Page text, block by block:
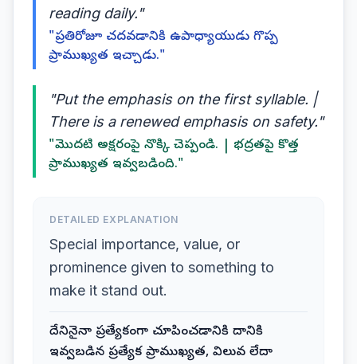
reading daily."
"ప్రతిరోజూ చదవడానికి ఉపాధ్యాయుడు గొప్ప
ప్రాముఖ్యత ఇచ్చాడు."
"Put the emphasis on the first syllable. |
There is a renewed emphasis on safety."
"మొదటి అక్షరంపై నొక్కి చెప్పండి. | భద్రతపై కొత్త
ప్రాముఖ్యత ఇవ్వబడింది."
DETAILED EXPLANATION
Special importance, value, or
prominence given to something to
make it stand out.
దేనినైనా ప్రత్యేకంగా చూపించడానికి దానికి
ఇవ్వబడిన ప్రత్యేక ప్రాముఖ్యత, విలువ లేదా